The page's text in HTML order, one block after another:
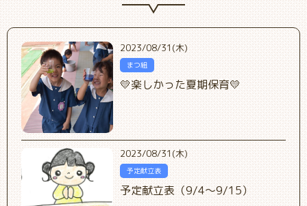
2023/08/31(木)
まつ組
💛楽しかった夏期保育💛
2023/08/31(木)
予定献立表
予定献立表（9/4～9/15）